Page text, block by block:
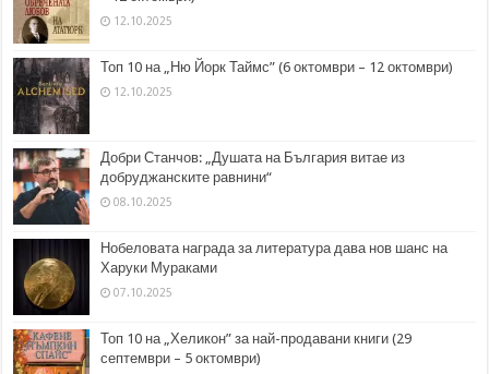
12.10.2025
Топ 10 на „Ню Йорк Таймс” (6 октомври – 12 октомври)
12.10.2025
Добри Станчов: „Душата на България витае из
добруджанските равнини“
08.10.2025
Нобеловата награда за литература дава нов шанс на
Харуки Мураками
07.10.2025
Топ 10 на „Хеликон” за най-продавани книги (29
септември – 5 октомври)